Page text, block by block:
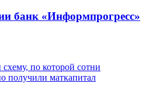
банк «Информпрогресс»